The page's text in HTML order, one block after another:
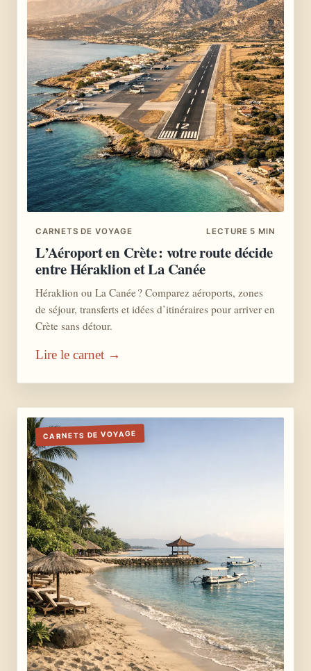
CARNETS DE VOYAGE LECTURE 5 MIN
L’Aéroport en Crète : votre route décide
entre Héraklion et La Canée
Héraklion ou La Canée ? Comparez aéroports, zones
de séjour, transferts et idées d’itinéraires pour arriver en
Crète sans détour.
Lire le carnet →
CARNETS DE VOYAGE